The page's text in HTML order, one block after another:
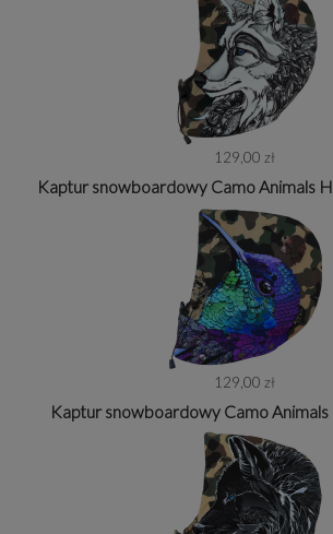
129,00 zł
Kaptur snowboardowy Camo Animals
129,00 zł
Kaptur snowboardowy Camo